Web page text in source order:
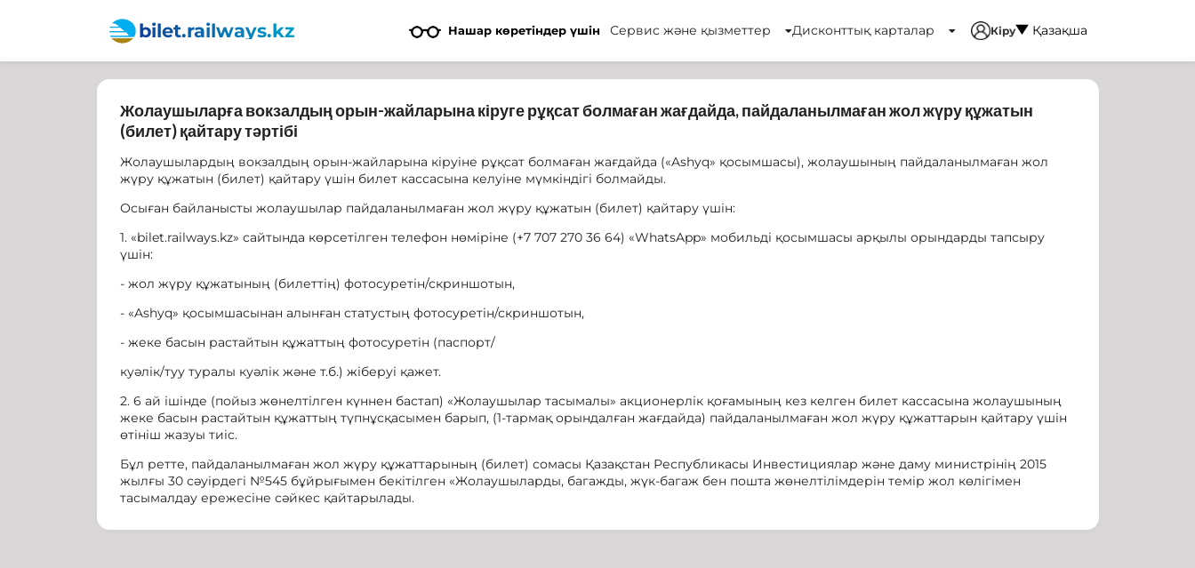
bilet.railways.kz Нашар көретіндер үшін Сервис және қызметтер Дисконттық карталар Кіру Қазақша
Жолаушыларға вокзалдың орын-жайларына кіруге рұқсат болмаған жағдайда, пайдаланылмаған жол жүру құжатын
(билет) қайтару тәртібі
Жолаушылардың вокзалдың орын-жайларына кіруіне рұқсат болмаған жағдайда («Ashyq» қосымшасы), жолаушының пайдаланылмаған жол
жүру құжатын (билет) қайтару үшін билет кассасына келуіне мүмкіндігі болмайды.
Осыған байланысты жолаушылар пайдаланылмаған жол жүру құжатын (билет) қайтару үшін:
1. «bilet.railways.kz» сайтында көрсетілген телефон нөміріне (+7 707 270 36 64) «WhatsApp» мобильді қосымшасы арқылы орындарды тапсыру
үшін:
- жол жүру құжатының (билеттің) фотосуретін/скриншотын,
- «Ashyq» қосымшасынан алынған статустың фотосуретін/скриншотын,
- жеке басын растайтын құжаттың фотосуретін (паспорт/
куәлік/туу туралы куәлік және т.б.) жіберуі қажет.
2. 6 ай ішінде (пойыз жөнелтілген күннен бастап) «Жолаушылар тасымалы» акционерлік қоғамының кез келген билет кассасына жолаушының
жеке басын растайтын құжаттың түпнұсқасымен барып, (1-тармақ орындалған жағдайда) пайдаланылмаған жол жүру құжаттарын қайтару үшін
өтініш жазуы тиіс.
Бұл ретте, пайдаланылмаған жол жүру құжаттарының (билет) сомасы Қазақстан Республикасы Инвестициялар және даму министрінің 2015
жылғы 30 сәуірдегі №545 бұйрығымен бекітілген «Жолаушыларды, багажды, жүк-багаж бен пошта жөнелтілімдерін темір жол көлігімен
тасымалдау ережесіне сәйкес қайтарылады.